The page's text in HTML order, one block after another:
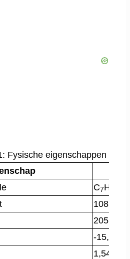
Fysische eigenschappen van
C7H
108,14
205,4
-15,4 °C
1,5400